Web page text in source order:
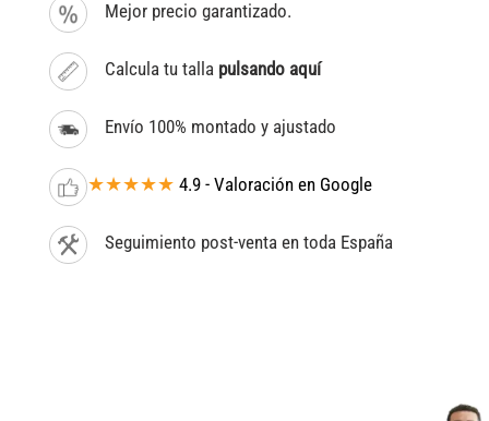
Mejor precio garantizado.
Calcula tu talla pulsando aquí
Envío 100% montado y ajustado
★★★★★ 4.9 - Valoración en Google
Seguimiento post-venta en toda España